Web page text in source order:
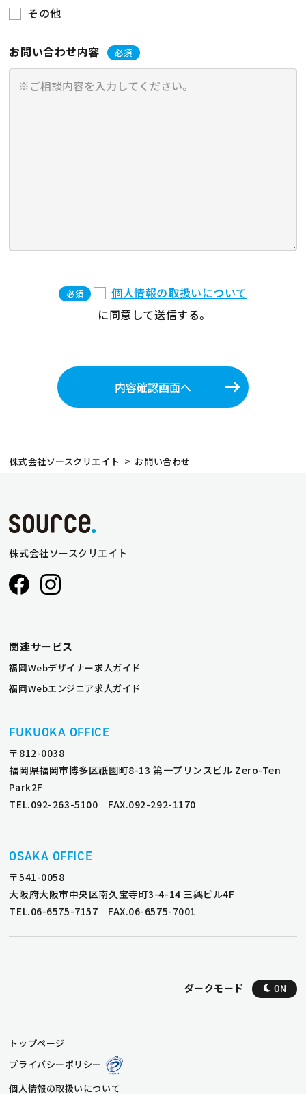
その他
お問い合わせ内容 必須
必須
個人情報の取扱いについて
に同意して送信する。
内容確認画面へ
株式会社ソースクリエイト お問い合わせ
株式会社ソースクリエイト
関連サービス
福岡Webデザイナー求人ガイド
福岡Webエンジニア求人ガイド
FUKUOKA OFFICE
〒812-0038
福岡県福岡市博多区祇園町8-13 第一プリンスビル Zero-Ten
Park2F
TEL.092-263-5100 FAX.092-292-1170
OSAKA OFFICE
〒541-0058
大阪府大阪市中央区南久宝寺町3-4-14 三興ビル4F
TEL.06-6575-7157 FAX.06-6575-7001
ダークモード ON
トップページ
プライバシーポリシー
個人情報の取扱いについて